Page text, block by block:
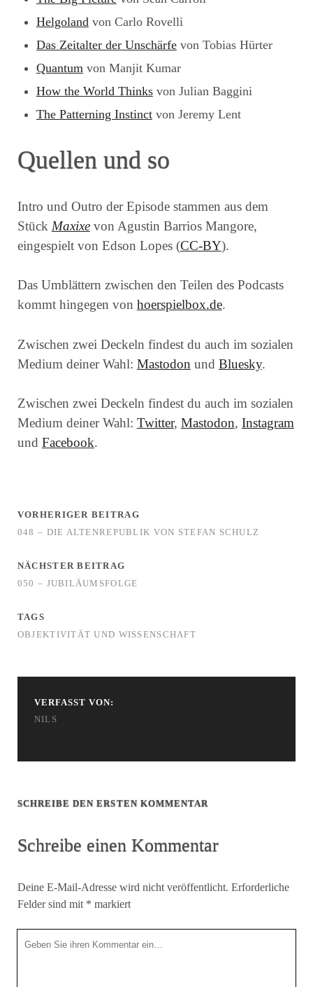
Helgolandvon Carlo Rovelli
Das Zeitalter der Unschärfevon Tobias Hürter
Quantumvon Manjit Kumar
How the World Thinksvon Julian Baggini
The Patterning Instinctvon Jeremy Lent
Quellen und so
Intro und Outro der Episode stammen aus dem
Stück Maxixe von Agustin Barrios Mangore,
eingespielt von Edson Lopes (CC-BY).
Das Umblättern zwischen den Teilen des Podcasts
kommt hingegen von hoerspielbox.de.
Zwischen zwei Deckeln findest du auch im sozialen
Medium deiner Wahl: Mastodon und Bluesky.
Zwischen zwei Deckeln findest du auch im sozialen
Medium deiner Wahl: Twitter, Mastodon, Instagram
und Facebook.
VORHERIGER BEITRAG
048 – DIE ALTENREPUBLIK VON STEFAN SCHULZ
NÄCHSTER BEITRAG
050 – JUBILÄUMSFOLGE
TAGS
OBJEKTIVITÄT UND WISSENSCHAFT
VERFASST VON:
NILS
SCHREIBE DEN ERSTEN KOMMENTAR
Schreibe einen Kommentar
Deine E-Mail-Adresse wird nicht veröffentlicht. Erforderliche
Felder sind mit * markiert